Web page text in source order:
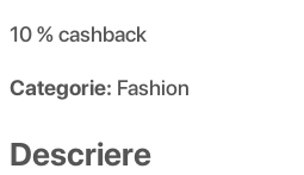
10 %cashback
Categorie: Fashion
Descriere